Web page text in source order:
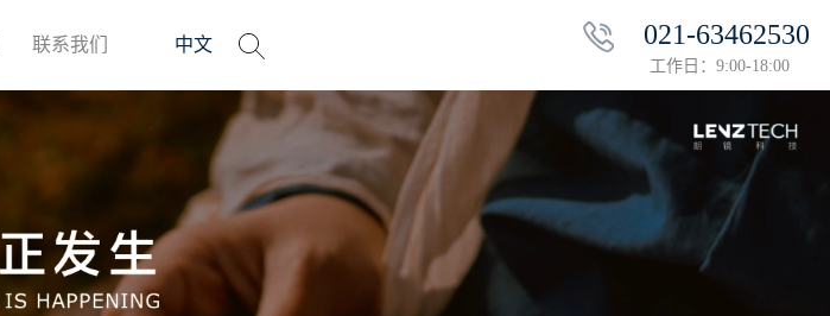
联系我们 中文 021-63462530
工作日：9:00-18:00